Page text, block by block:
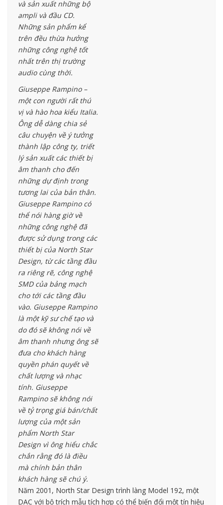
và sản xuất những bộ
ampli và đầu CD.
Những sản phẩm kể
trên đều thừa hưởng
những công nghệ tốt
nhất trên thị trường
audio cùng thời.
Giuseppe Rampino –
một con người rất thú
vị và hào hoa kiểu Italia.
Ông dễ dàng chia sẻ
câu chuyện về ý tưởng
thành lập công ty, triết
lý sản xuất các thiết bị
âm thanh cho đến
những dự định trong
tương lai của bản thân.
Giuseppe Rampino có
thể nói hàng giờ về
những công nghệ đã
được sử dụng trong các
thiết bị của North Star
Design, từ các tầng đầu
ra riêng rẽ, công nghệ
SMD của bảng mạch
cho tới các tầng đầu
vào. Giuseppe Rampino
là một kỹ sư chế tạo và
do đó sẽ không nói về
âm thanh nhưng ông sẽ
đưa cho khách hàng
quyền phán quyết về
chất lượng và nhạc
tính. Giuseppe
Rampino sẽ không nói
về tỷ trọng giá bán/chất
lượng của một sản
phẩm North Star
Design vì ông hiểu chắc
chắn rằng đó là điều
mà chính bản thân
khách hàng sẽ chú ý.
Năm 2001, North Star Design trình làng Model 192, một
DAC với bộ trích mẫu tích hợp có thể biến đổi một tín hiệu